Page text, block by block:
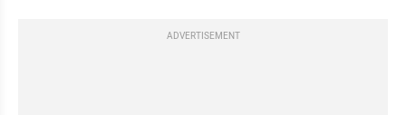
ADVERTISEMENT